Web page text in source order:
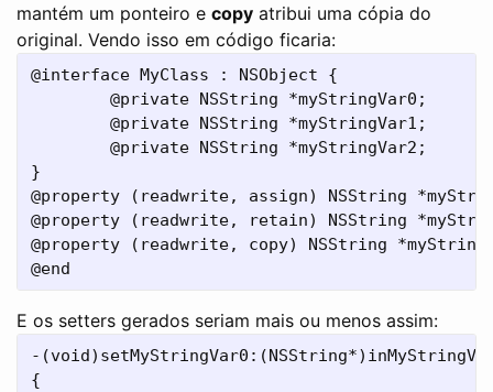
mantém um ponteiro e copy atribui uma cópia do
original. Vendo isso em código ficaria:
@interface MyClass : NSObject {
        @private NSString *myStringVar0;
        @private NSString *myStringVar1;
        @private NSString *myStringVar2;
}
@property (readwrite, assign) NSString
@property (readwrite, retain) NSString
@property (readwrite, copy) NSString
E os setters gerados seriam mais ou menos assim:
-
{